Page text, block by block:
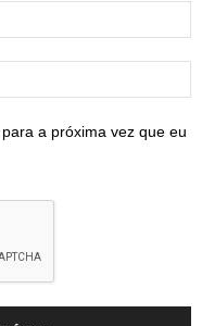
a próxima vez que eu